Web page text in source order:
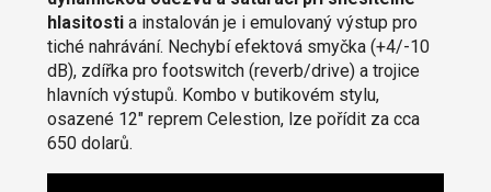
hlasitostia instalován je i emulovaný výstup pro
tiché nahrávání. Nechybí efektová smyčka (+4/-10
dB), zdířka pro footswitch (reverb/drive) a trojice
hlavních výstupů. Kombo v butikovém stylu,
osazené 12" reprem Celestion, lze pořídit za cca
650 dolarů.